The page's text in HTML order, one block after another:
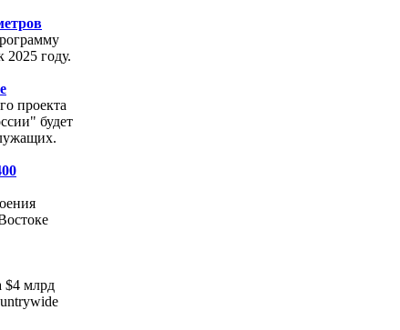
2025 году.
проекта
будет
$4 млрд